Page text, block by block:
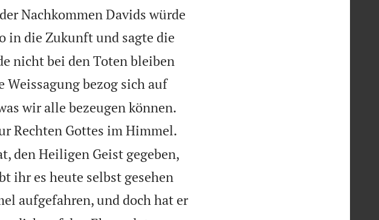
Nachkommen Davids würde
in die Zukunft und sagte die
nicht bei den Toten bleiben
Weissagung bezog sich auf
wir alle bezeugen können.
Rechten Gottes im Himmel.
den Heiligen Geist gegeben,
ihr es heute selbst gesehen
aufgefahren, und doch hat er